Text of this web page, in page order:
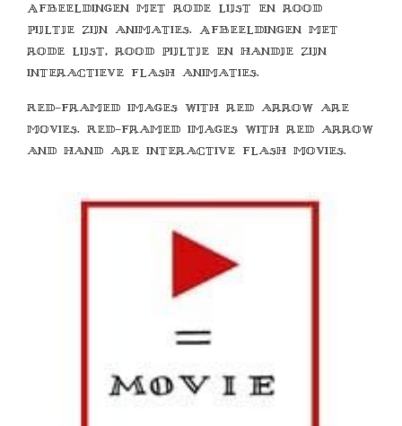
Afbeeldingen met rode lijst en rood
pijltje zijn animaties. Afbeeldingen met
rode lijst, rood pijltje en handje zijn
interactieve flash animaties.
Red-framed images with red arrow are
movies. Red-framed images with red arrow
and hand are interactive flash movies.